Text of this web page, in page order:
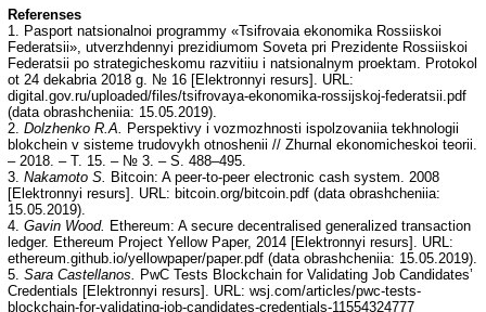
Referenses
1. Pasport natsionalnoi programmy «Tsifrovaia ekonomika Rossiiskoi
Federatsii», utverzhdennyi prezidiumom Soveta pri Prezidente Rossiiskoi
Federatsii po strategicheskomu razvitiiu i natsionalnym proektam. Protokol
ot 24 dekabria 2018 g. № 16 [Elektronnyi resurs]. URL:
digital.gov.ru/uploaded/files/tsifrovaya-ekonomika-rossijskoj-federatsii.pdf
(data obrashcheniia: 15.05.2019).
2. Dolzhenko R.A.
Perspektivy i vozmozhnosti ispolzovaniia tekhnologii
blokchein v sisteme trudovykh otnoshenii // Zhurnal ekonomicheskoi teorii.
– 2018. – T. 15. – № 3. – S. 488–495.
3. Nakamoto S.
Bitcoin: A peer-to-peer electronic cash system. 2008
[Elektronnyi resurs]. URL: bitcoin.org/bitcoin.pdf (data obrashcheniia:
15.05.2019).
4. Gavin Wood. Ethereum: A secure decentralised generalized transaction
ledger. Ethereum Project Yellow Paper, 2014 [Elektronnyi resurs]. URL:
ethereum.github.io/yellowpaper/paper.pdf (data obrashcheniia: 15.05.2019).
5. Sara Castellanos.
PwC Tests Blockchain for Validating Job Candidates’
Credentials [Elektronnyi resurs]. URL: wsj.com/articles/pwc-tests-
blockchain-for-validating-job-candidates-credentials-11554324777